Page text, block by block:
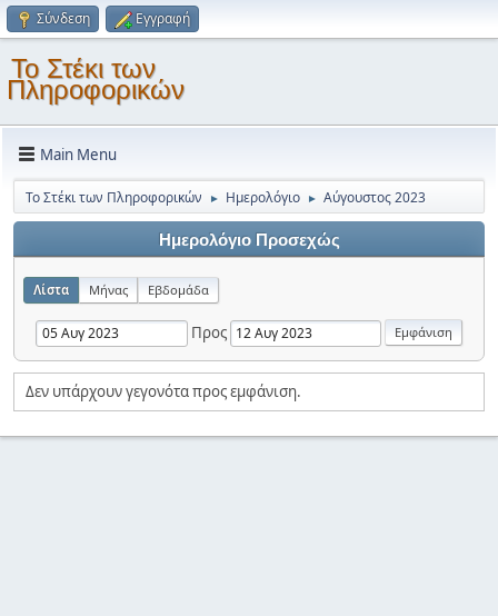
Σύνδεση Εγγραφή
Το Στέκι των
Πληροφορικών
Main Menu
Το Στέκι των Πληροφορικών ► Ημερολόγιο ► Αύγουστος 2023
Ημερολόγιο Προσεχώς
Λίστα Μήνας Εβδομάδα
Προς
Δεν υπάρχουν γεγονότα προς εμφάνιση.